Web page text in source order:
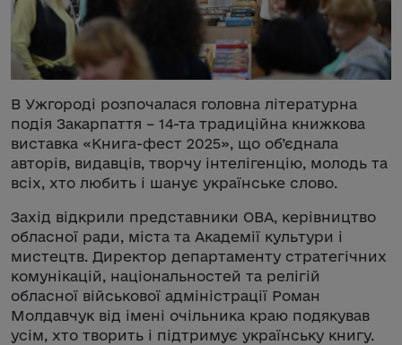
В Ужгороді розпочалася головна літературна
подія Закарпаття – 14-та традиційна книжкова
виставка «Книга-фест 2025», що об’єднала
авторів, видавців, творчу інтелігенцію, молодь та
всіх, хто любить і шанує українське слово.
Захід відкрили представники ОВА, керівництво
обласної ради, міста та Академії культури і
мистецтв. Директор департаменту стратегічних
комунікацій, національностей та релігій
обласної військової адміністрації Роман
Молдавчук від імені очільника краю подякував
усім, хто творить і підтримує українську книгу.